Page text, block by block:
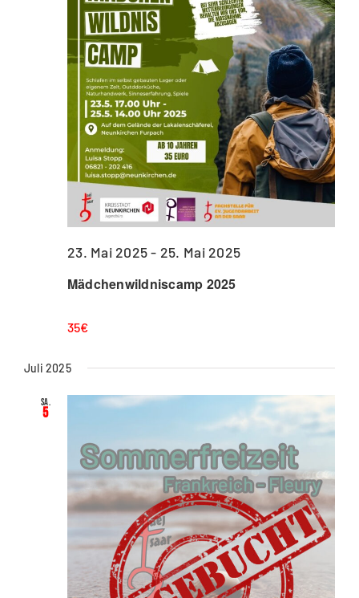
Mädchenwildniscamp 2025
23. Mai 2025- 25. Mai 2025
35€
Juli 2025
Sa.
5